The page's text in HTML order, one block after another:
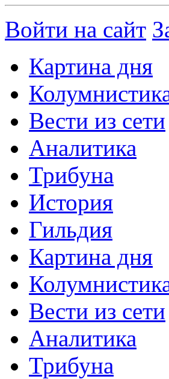
Войти на сайт
Картина дня
Вести из сети
Аналитика
Трибуна
История
Гильдия
Картина дня
Вести из сети
Аналитика
Трибуна